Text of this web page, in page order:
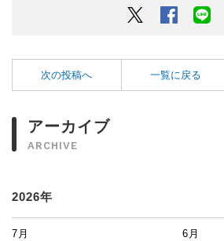
Twitter Facebook
次の投稿へ 一覧に戻る
アーカイブ
ARCHIVE
2026年
7月 6月